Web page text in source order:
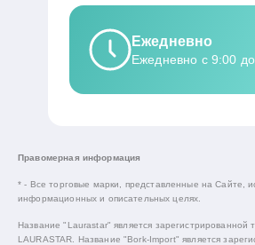
Ежедневно
Ежедневно с 9:00
Правомерная информация
* - Все торговые марки, представленные на Сайте,
информационных и описательных целях.
Название "Laurastar" является зарегистрированной
LAURASTAR. Название "Bork-Import" является